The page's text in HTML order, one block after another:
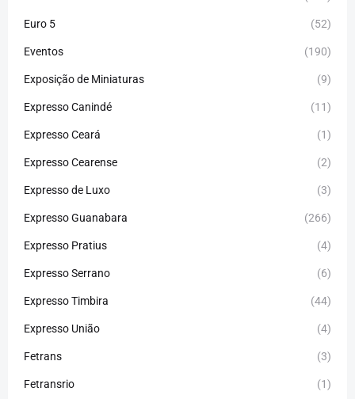
Euro 5 (52)
Eventos (190)
Exposição de Miniaturas (9)
Expresso Canindé (11)
Expresso Ceará (1)
Expresso Cearense (2)
Expresso de Luxo (3)
Expresso Guanabara (266)
Expresso Pratius (4)
Expresso Serrano (6)
Expresso Timbira (44)
Expresso União (4)
Fetrans (3)
Fetransrio (1)